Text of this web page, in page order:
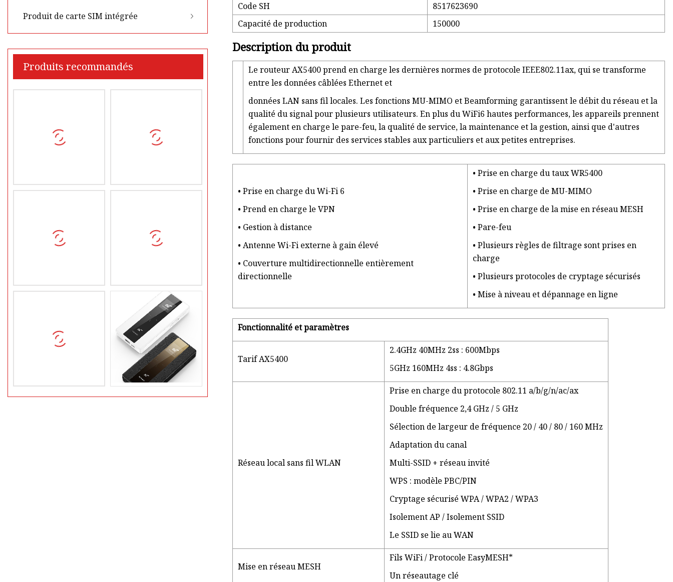
Produit de carte SIM intégrée
Produits recommandés
Code SH
8517623690
Capacité de production
150000
Description du produit
Le routeur AX5400 prend en charge les dernières normes de protocole IEEE802.11ax, qui se transforme
entre les données câblées Ethernet et
données LAN sans fil locales. Les fonctions MU-MIMO et Beamforming garantissent le débit du réseau et la
qualité du signal pour plusieurs utilisateurs. En plus du WiFi6 hautes performances, les appareils prennent
également en charge le pare-feu, la qualité de service, la maintenance et la gestion, ainsi que d'autres
fonctions pour fournir des services stables aux particuliers et aux petites entreprises.
• Prise en charge du Wi-Fi 6
• Prend en charge le VPN
• Gestion à distance
• Antenne Wi-Fi externe à gain élevé
• Couverture multidirectionnelle entièrement
directionnelle
• Prise en charge du taux WR5400
• Prise en charge de MU-MIMO
• Prise en charge de la mise en réseau MESH
• Pare-feu
• Plusieurs règles de filtrage sont prises en
charge
• Plusieurs protocoles de cryptage sécurisés
• Mise à niveau et dépannage en ligne
Fonctionnalité et paramètres
Tarif AX5400
2.4GHz 40MHz 2ss : 600Mbps
5GHz 160MHz 4ss : 4.8Gbps
Réseau local sans fil WLAN
Prise en charge du protocole 802.11 a/b/g/n/ac/ax
Double fréquence 2,4 GHz / 5 GHz
Sélection de largeur de fréquence 20 / 40 / 80 / 160 MHz
Adaptation du canal
Multi-SSID + réseau invité
WPS : modèle PBC/PIN
Cryptage sécurisé WPA / WPA2 / WPA3
Isolement AP / Isolement SSID
Le SSID se lie au WAN
Mise en réseau MESH
Fils WiFi / Protocole EasyMESH*
Un réseautage clé